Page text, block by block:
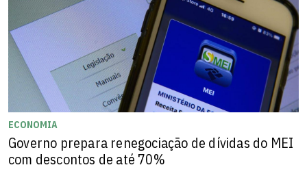
ECONOMIA
Governo prepara renegociação de dívidas do MEI
com descontos de até 70%